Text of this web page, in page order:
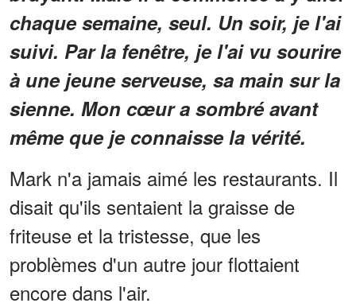
chaque semaine, seul. Un soir, je l'ai
suivi. Par la fenêtre, je l'ai vu sourire
à une jeune serveuse, sa main sur la
sienne. Mon cœur a sombré avant
même que je connaisse la vérité.
Mark n'a jamais aimé les restaurants. Il
disait qu'ils sentaient la graisse de
friteuse et la tristesse, que les
problèmes d'un autre jour flottaient
encore dans l'air.